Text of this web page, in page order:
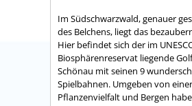
Im Südschwarzwald, genauer
des Belchens, liegt das
Hier befindet sich der im
Biosphärenreservat liegende
Schönau mit seinen 9
Spielbahnen. Umgeben von
Pflanzenvielfalt und Bergen